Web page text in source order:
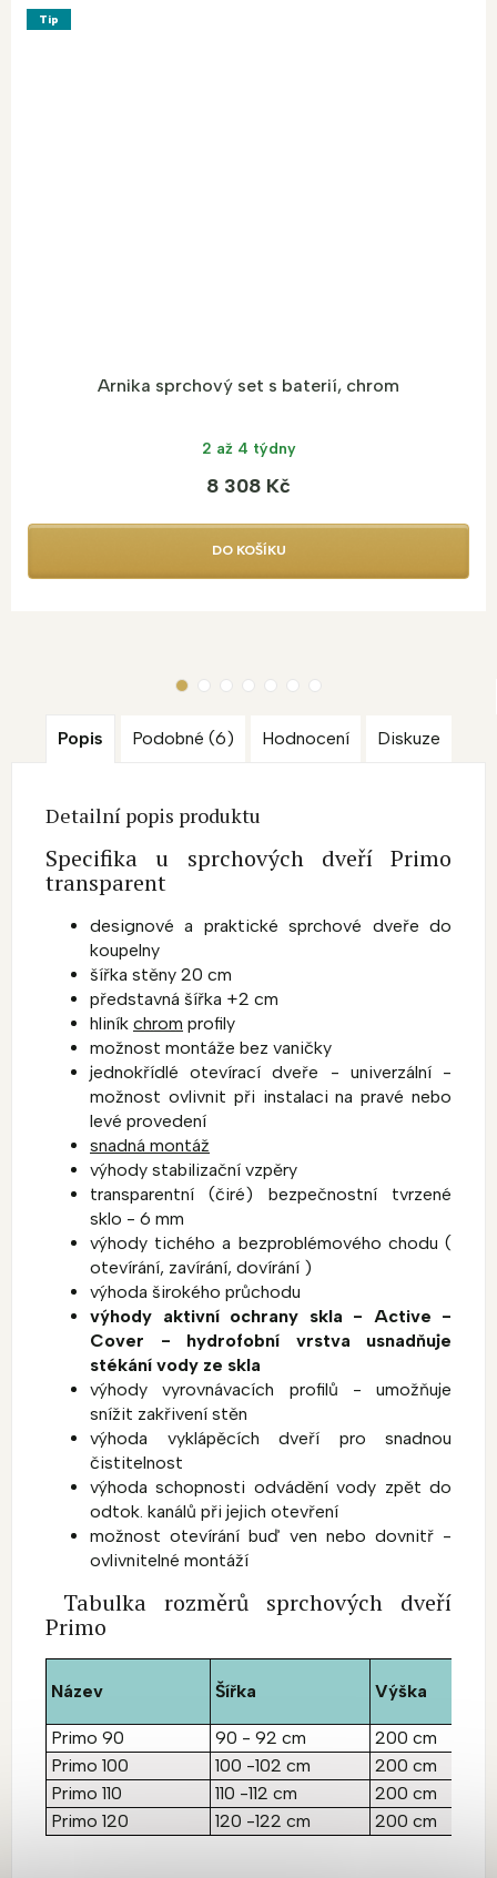
Tip
Arnika sprchový set s baterií, chrom
2 až 4 týdny
8 308 Kč
DO KOŠÍKU
Popis Podobné (6) Hodnocení Diskuze
Detailní popis produktu
Specifika u sprchových dveří Primo
transparent
designové a praktické sprchové dveře do
koupelny
šířka stěny 20 cm
představná šířka +2 cm
hliník chrom profily
možnost montáže bez vaničky
jednokřídlé otevírací dveře - univerzální -
možnost ovlivnit při instalaci na pravé nebo
levé provedení
snadná montáž
výhody stabilizační vzpěry
transparentní (čiré) bezpečnostní tvrzené
sklo - 6 mm
výhody tichého a bezproblémového chodu (
otevírání, zavírání, dovírání )
výhoda širokého průchodu
výhody aktivní ochrany skla - Active -
Cover - hydrofobní vrstva usnadňuje
stékání vody ze skla
výhody vyrovnávacích profilů - umožňuje
snížit zakřivení stěn
výhoda vyklápěcích dveří pro snadnou
čistitelnost
výhoda schopnosti odvádění vody zpět do
odtok. kanálů při jejich otevření
možnost otevírání buď ven nebo dovnitř -
ovlivnitelné montáží
Tabulka rozměrů sprchových dveří
Primo
Název Šířka Výška
Primo 90 90 - 92 cm
200 cm
Primo 100
100 -102 cm
200 cm
Primo 110
110 -112 cm
200 cm
Primo 120
120 -122 cm 200 cm